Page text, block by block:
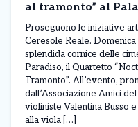
al tramonto” al
Proseguono le iniziative
Ceresole Reale.
splendida cornice delle
Paradiso, il Quartetto
Tramonto”. All’evento,
dall’Associazione Amici
violiniste Valentina Busso
alla viola […]